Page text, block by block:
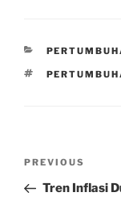
CATEGORIES
TAGS
Previous
Post
PREVIOUS
Tren Inflasi